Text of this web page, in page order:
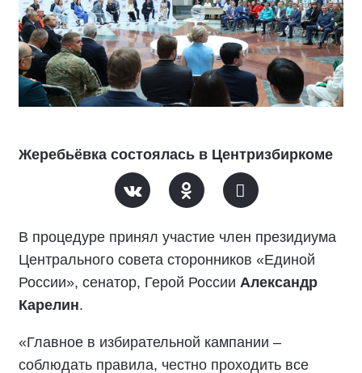
Жеребьёвка состоялась в Центризбиркоме
В процедуре принял участие член президиума
Центрального совета сторонников «Единой
России», сенатор, Герой России Александр
Карелин.
«Главное в избирательной кампании –
соблюдать правила, честно проходить все